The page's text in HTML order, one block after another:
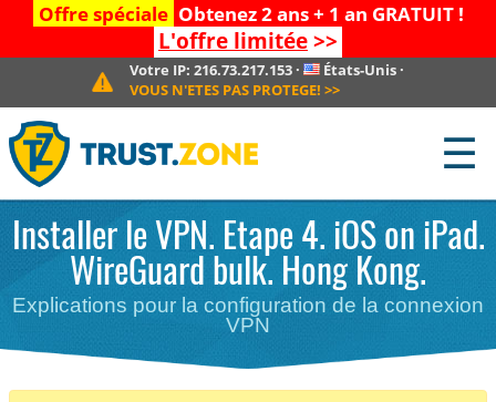
Offre spéciale Obtenez 2 ans + 1 an GRATUIT !
L'offre limitée>>
Votre IP: 216.73.217.153· États-Unis ·
VOUS N'ETES PAS PROTEGE! >>
☰
Installer le VPN. Etape 4. iOS on iPad.
WireGuard bulk. Hong Kong.
Explications pour la configuration de la connexion
VPN